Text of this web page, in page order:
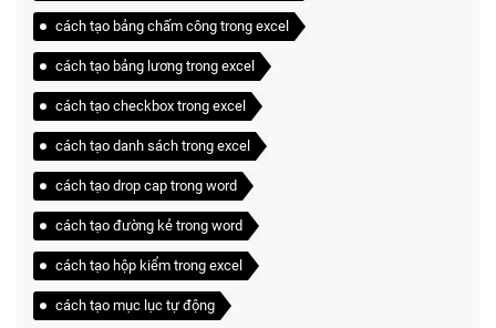
cách tạo bảng chấm công trong excel
cách tạo bảng lương trong excel
cách tạo checkbox trong excel
cách tạo danh sách trong excel
cách tạo drop cap trong word
cách tạo đường kẻ trong word
cách tạo hộp kiểm trong excel
cách tạo mục lục tự động